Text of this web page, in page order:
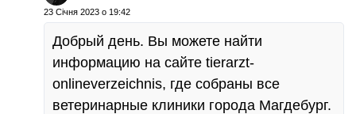
23 Січня 2023 о 19:42
Добрый день. Вы можете найти
информацию на сайте tierarzt-
onlineverzeichnis, где собраны все
ветеринарные клиники города Магдебург.